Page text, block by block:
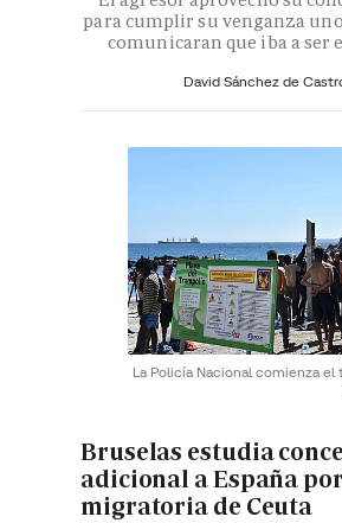
para cumplir su venganza
comunicaran que iba a ser
David Sánchez de
La Policía Nacional comienza el
Bruselas estudia
adicional a España
migratoria de Ceuta